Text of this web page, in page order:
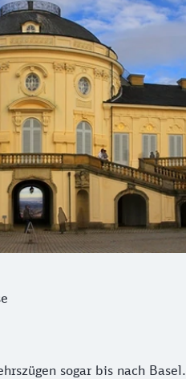
sogar bis nach Basel.